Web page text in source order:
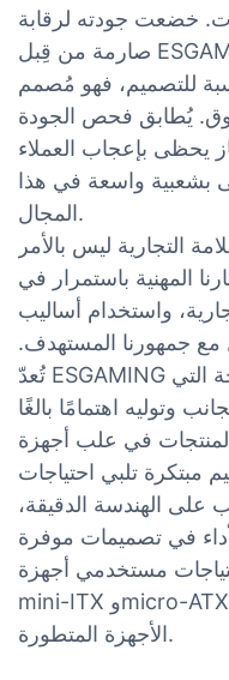
خضعت جودته لرقابة
صارمة من قِبل ESGAMING، مما أدى إلى تفوقه الكبير
للتصميم، فهو مُصمم
يُطابق فحص الجودة
يحظى بإعجاب العملاء
بشعبية واسعة في هذا
المجال.
التجارية ليس بالأمر
المهنية باستمرار في
واستخدام أساليب
مع جمهورنا المستهدف.
تُعدّ ESGAMING من العلامات التجارية الناجحة التي
في علب أجهزة
مبتكرة تلبي احتياجات
على الهندسة الدقيقة،
في تصميمات موفرة
مستخدمي أجهزة
mini-ITX وmicro-ATX بسلاسة، مما يضمن توافقها مع
الأجهزة المتطورة.